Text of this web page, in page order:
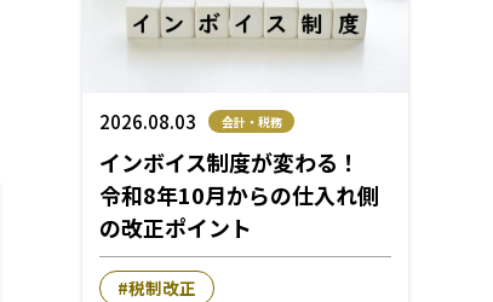
お知らせ
Webマガジン
メディア掲載
2026.08.03 会計・税務
インボイス制度が変わる！
令和8年10月からの仕入れ側
の改正ポイント
税制改正